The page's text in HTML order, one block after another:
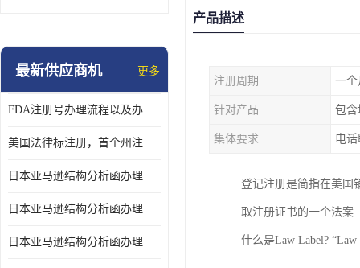
最新供应商机 更多
FDA注册号办理流程以及办理周期是多久
美国法律标注册，首个州注册该如何选择
日本亚马逊结构分析函办理 日本亚马逊 电饭煲
日本亚马逊结构分析函办理 日本亚马逊 热水壶等；
日本亚马逊结构分析函办理 日本亚马逊 果汁搅拌机
产品描述
注册周期 一个
针对产品 包含
集体要求 电
登记注册是简指在美国
取注册证书的一个法案
什么是Law Label?